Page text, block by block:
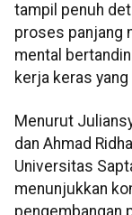
tampil penuh
proses panjang
mental
kerja keras
Menurut
dan Ahmad
Universitas
menunjukkan
pengembangan